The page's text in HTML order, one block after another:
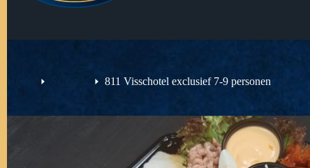
811 Visschotel exclusief 7-9 personen